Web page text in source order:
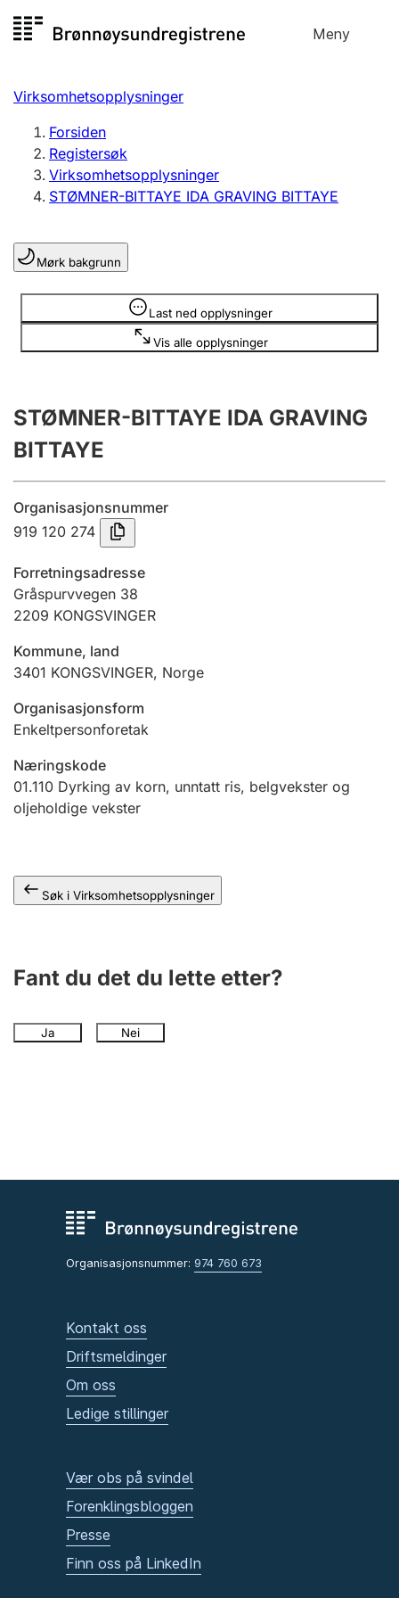
til
Meny
Registersøk
Aksjeselskap
Enkeltpersonforetak
Registrere, endre, slette
Lag og forening
Registrere, endre, slette
Årsregnskap
Innsending og forsinkelsesgebyr
Tinglysing
Jeger
Betaling og jegeravgiftskort
Ektepaktveileder
Offentlig sektor
Andre tema
Virksomhetsopplysninger
Forsiden
Registersøk
Virksomhetsopplysninger
STØMNER-BITTAYE IDA GRAVING BITTAYE
Mørk bakgrunn
Last ned opplysninger
Vis alle opplysninger
Opplysninger er skjult
STØMNER-BITTAYE IDA GRAVING
BITTAYE
Organisasjonsnummer
919 120 274
Forretningsadresse
Gråspurvvegen 38
2209 KONGSVINGER
Kommune, land
3401 KONGSVINGER, Norge
Organisasjonsform
Enkeltpersonforetak
Næringskode
01.110 Dyrking av korn, unntatt ris, belgvekster og
oljeholdige vekster
Søk i Virksomhetsopplysninger
Fant du det du lette etter?
Ja Nei
Organisasjonsnummer: 974 760 673
Kontakt oss
Driftsmeldinger
Om oss
Ledige stillinger
Vær obs på svindel
Forenklingsbloggen
Presse
Finn oss på LinkedIn